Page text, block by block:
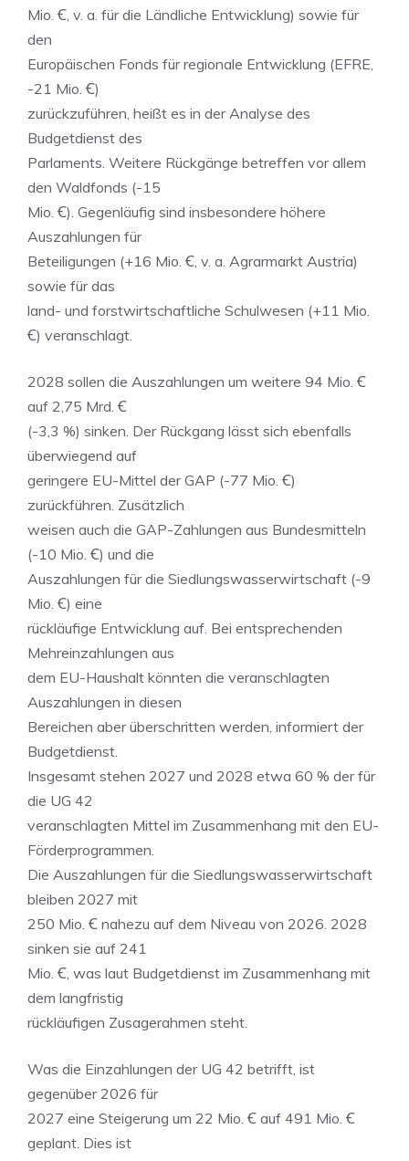
Mio. Ꞓ, v. a. für die Ländliche Entwicklung) sowie für
den
Europäischen Fonds für regionale Entwicklung (EFRE,
-21 Mio. Ꞓ)
zurückzuführen, heißt es in der Analyse des
Budgetdienst des
Parlaments. Weitere Rückgänge betreffen vor allem
den Waldfonds (-15
Mio. Ꞓ). Gegenläufig sind insbesondere höhere
Auszahlungen für
Beteiligungen (+16 Mio. Ꞓ, v. a. Agrarmarkt Austria)
sowie für das
land- und forstwirtschaftliche Schulwesen (+11 Mio.
Ꞓ) veranschlagt.
2028 sollen die Auszahlungen um weitere 94 Mio. Ꞓ
auf 2,75 Mrd. Ꞓ
(-3,3 %) sinken. Der Rückgang lässt sich ebenfalls
überwiegend auf
geringere EU-Mittel der GAP (-77 Mio. Ꞓ)
zurückführen. Zusätzlich
weisen auch die GAP-Zahlungen aus Bundesmitteln
(-10 Mio. Ꞓ) und die
Auszahlungen für die Siedlungswasserwirtschaft (-9
Mio. Ꞓ) eine
rückläufige Entwicklung auf. Bei entsprechenden
Mehreinzahlungen aus
dem EU-Haushalt könnten die veranschlagten
Auszahlungen in diesen
Bereichen aber überschritten werden, informiert der
Budgetdienst.
Insgesamt stehen 2027 und 2028 etwa 60 % der für
die UG 42
veranschlagten Mittel im Zusammenhang mit den EU-
Förderprogrammen.
Die Auszahlungen für die Siedlungswasserwirtschaft
bleiben 2027 mit
250 Mio. Ꞓ nahezu auf dem Niveau von 2026. 2028
sinken sie auf 241
Mio. Ꞓ, was laut Budgetdienst im Zusammenhang mit
dem langfristig
rückläufigen Zusagerahmen steht.
Was die Einzahlungen der UG 42 betrifft, ist
gegenüber 2026 für
2027 eine Steigerung um 22 Mio. Ꞓ auf 491 Mio. Ꞓ
geplant. Dies ist